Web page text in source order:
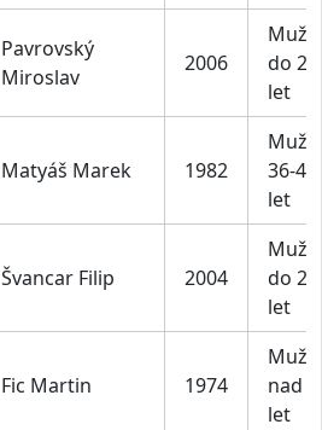
Pavrovský
Miroslav
2006
Muži
do 25
let
Matyáš Marek 1982
Muži
36-45
let
Švancar Filip 2004
Muži
do 25
let
Fic Martin 1974
Muži
nad
let